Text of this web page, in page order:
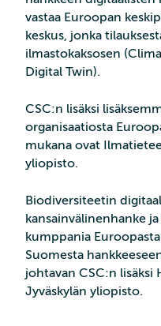
vastaa Euroopan
keskus, jonka
ilmastokaksosen
Digital Twin).
CSC:n lisäksi
organisaatiosta
mukana ovat
yliopisto.
Biodiversiteetin
kansainvälinenhanke
kumppania
Suomesta
johtavan CSC:n lisäksi
Jyväskylän yliopisto.